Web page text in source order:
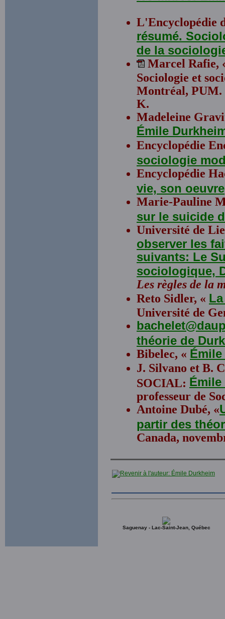
L'Encyclopédie
résumé.
de la
Marcel Rafie,
Sociologie et
Montréal, PUM.
K.
Madeleine
Émile
Encyclopédie
sociologie
Encyclopédie
vie, son oeuvre
Marie-Pauline
sur le suicide
Université de
observer les
suivants: Le
sociologique,
Les règles de la
Reto Sidler, «
Université de
théorie de
Bibelec, «
J. Silvano et B.
SOCIAL: Émile
professeur de
Antoine Dubé, «
partir des
Canada,
Saguenay - Lac-Saint-Jean, Québec